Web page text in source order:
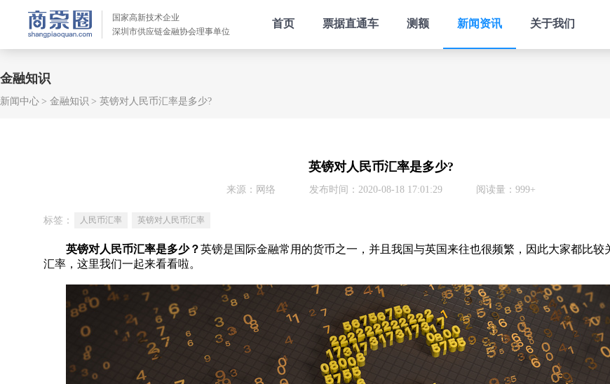
国家高新技术企业
深圳市供应链金融协会理事单位
首页 票据直通车 测额 新闻资讯 关于我们
金融知识
新闻中心 金融知识 英镑对人民币汇率是多少?
英镑对人民币汇率是多少?
来源：网络 发布时间：2020-08-18 17:01:29 阅读量：999+
标签： 人民币汇率 英镑对人民币汇率
英镑对人民币汇率是多少？英镑是国际金融常用的货币之一，并且我国与英国来往也很频繁，因此大家都比较
汇率，这里我们一起来看看啦。